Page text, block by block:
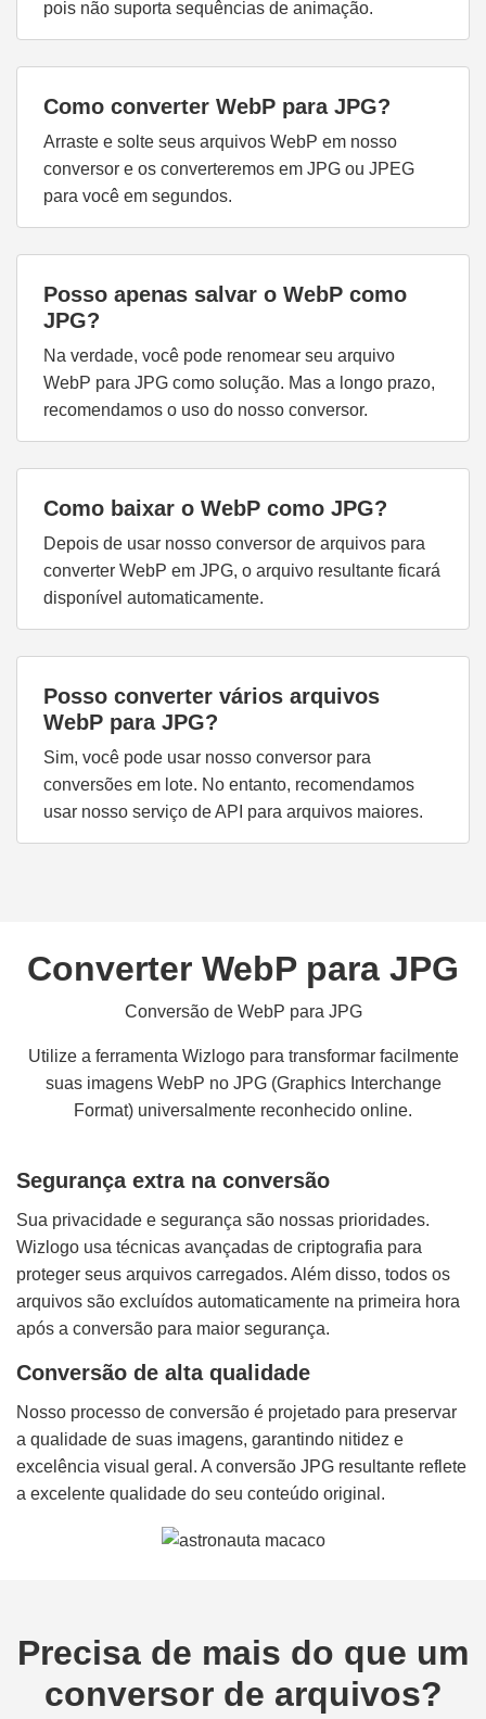
pois não suporta sequências de animação.
Como converter WebP para JPG?
Arraste e solte seus arquivos WebP em nosso
conversor e os converteremos em JPG ou JPEG
para você em segundos.
Posso apenas salvar o WebP como
JPG?
Na verdade, você pode renomear seu arquivo
WebP para JPG como solução. Mas a longo prazo,
recomendamos o uso do nosso conversor.
Como baixar o WebP como JPG?
Depois de usar nosso conversor de arquivos para
converter WebP em JPG, o arquivo resultante ficará
disponível automaticamente.
Posso converter vários arquivos
WebP para JPG?
Sim, você pode usar nosso conversor para
conversões em lote. No entanto, recomendamos
usar nosso serviço de API para arquivos maiores.
Converter WebP para JPG
Conversão de WebP para JPG
Utilize a ferramenta Wizlogo para transformar facilmente
suas imagens WebP no JPG (Graphics Interchange
Format) universalmente reconhecido online.
Segurança extra na conversão
Sua privacidade e segurança são nossas prioridades.
Wizlogo usa técnicas avançadas de criptografia para
proteger seus arquivos carregados. Além disso, todos os
arquivos são excluídos automaticamente na primeira hora
após a conversão para maior segurança.
Conversão de alta qualidade
Nosso processo de conversão é projetado para preservar
a qualidade de suas imagens, garantindo nitidez e
excelência visual geral. A conversão JPG resultante reflete
a excelente qualidade do seu conteúdo original.
Precisa de mais do que um
conversor de arquivos?